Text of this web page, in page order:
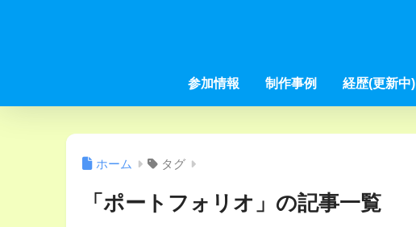
参加情報 制作事例 経歴(更新中)
ホーム タグ
「ポートフォリオ」の記事一覧